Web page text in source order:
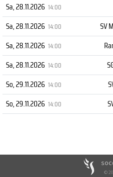
Sa, 28.11.2026 14:00
Sa, 28.11.2026 14:00 SV
Sa, 28.11.2026 14:00
Sa, 28.11.2026 14:00
So, 29.11.2026 14:00
So, 29.11.2026 14:00
©